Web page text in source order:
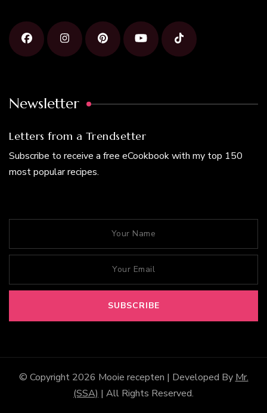
Newsletter
Letters from a Trendsetter
Subscribe to receive a free eCookbook with my top 150
most popular recipes.
© Copyright 2026 Mooie recepten | Developed By Mr.
(SSA) | All Rights Reserved.